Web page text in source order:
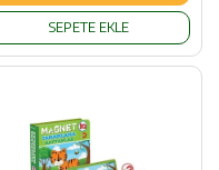
SEPETE EKLE